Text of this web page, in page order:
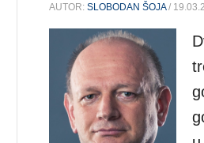
AUTOR:SLOBODAN ŠOJA/